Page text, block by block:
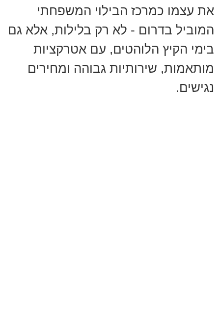
את עצמו כמרכז הבילוי המשפחתי
המוביל בדרום - לא רק בלילות, אלא גם
בימי הקיץ הלוהטים, עם אטרקציות
מותאמות, שירותיות גבוהה ומחירים
נגישים.